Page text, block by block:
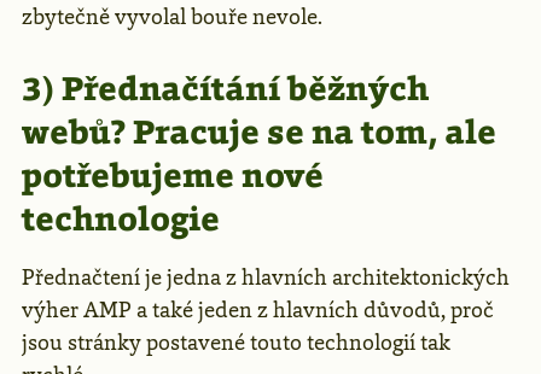
zbytečně vyvolal bouře nevole.
3) Přednačítání běžných
webů? Pracuje se na tom, ale
potřebujeme nové
technologie
Přednačtení je jedna z hlavních architektonických
výher AMP a také jeden z hlavních důvodů, proč
jsou stránky postavené touto technologií tak